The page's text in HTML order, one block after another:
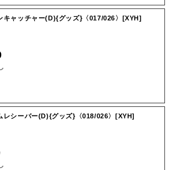
キャッチャー(D){グッズ}〈017/026〉[XYH]
レシーバー(D){グッズ}〈018/026〉[XYH]